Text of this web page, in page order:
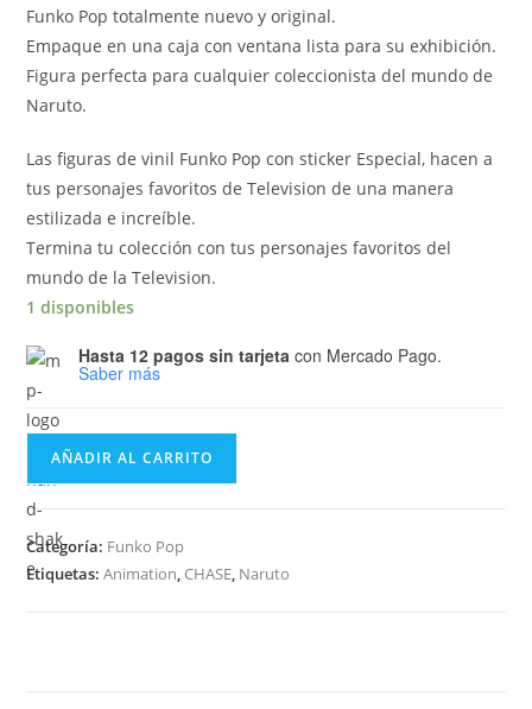
Funko Pop totalmente nuevo y original.
Empaque en una caja con ventana lista para su exhibición.
Figura perfecta para cualquier coleccionista del mundo de
Naruto.
Las figuras de vinil Funko Pop con sticker Especial, hacen a
tus personajes favoritos de Television de una manera
estilizada e increíble.
Termina tu colección con tus personajes favoritos del
mundo de la Television.
1 disponibles
Hasta 12 pagos sin tarjeta con Mercado Pago.
Saber más
Funko
Naruto
Shippuden
–
AÑADIR AL CARRITO
Categoría: Funko Pop
Etiquetas:Animation, CHASE, Naruto